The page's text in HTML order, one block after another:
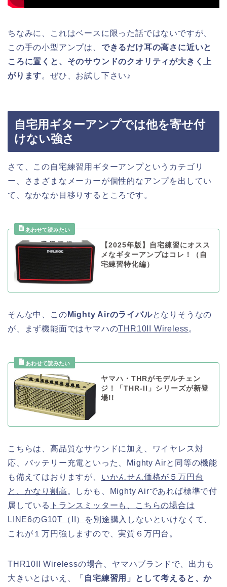
ちなみに、これはベースに限った話ではないですが、
この手の小型アンプは、 できるだけ耳の高さに近いと
ころに置くと、そのサウンドのクオリティが大きく上
がります。ぜひ、お試し下さい♪
自宅用ギターアンプでは他を寄せ付
けない強さ
さて、この自宅練習用ギターアンプというカテゴリ
ー、さまざまなメーカーが個性的なアンプを出してい
て、なかなか目移りするところです。
【2025年版】自宅練習にオスス
メなギターアンプはコレ！（自
宅練習特化編）
そんな中、この Mighty Airのライバルとなりそうなの
が、まず機能面ではヤマハのTHR10II Wireless。
ヤマハ・THRがモデルチェン
ジ！「THR-II」シリーズが新登
場!!
こちらは、高品質なサウンドに加え、ワイヤレス対
応、バッテリー充電といった、Mighty Airと同等の機能
も備えてはおりますが、 いかんせん価格が５万円台
と、かなり割高 。しかも、Mighty Airであれば標準で付
属している トランスミッターも、こちらの場合は
LINE6のG10T（II）を別途購入 しないといけなくて、
これが１万円強しますので、実質６万円台。
THR10II Wirelessの場合、ヤマハブランドで、出力も
大きいとはいえ、「 自宅練習用」として考えると、か